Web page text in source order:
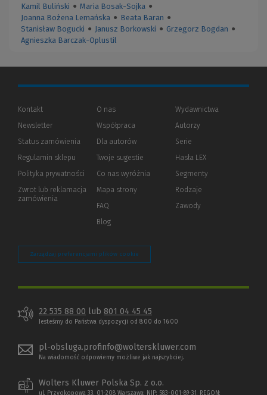
Kamil Buliński ● Maria Bosak-Sojka ●
Joanna Bożena Lemańska ● Beata Baran ●
Stanisław Bogucki ● Janusz Borkowski ● Grzegorz Bogdan ●
Agnieszka Barczak-Oplustil
Kontakt
Newsletter
Status zamówienia
Regulamin sklepu
Polityka prywatności (Nowe
(Link
innej
Zwrot lub reklamacja
zamówienia
O nas
Współpraca
Dla autorów(Nowe
(Link
innej
strony)
Twoje sugestie
Co nas wyróżnia
Mapa strony
FAQ
Blog
Wydawnictwa
Autorzy
Serie
Hasła LEX
Segmenty
Rodzaje
Zawody
Zarządzaj preferencjami plików cookie
22 535 88 00 lub 801 04 45 45
Jesteśmy do Państwa dyspozycji od 8:00 do 16:00
pl-obsluga.profinfo@wolterskluwer.com
Na wiadomość odpowiemy możliwe jak najszybciej.
Wolters Kluwer Polska Sp. z o.o.
ul. Przyokopowa 33, 01-208 Warszawa; NIP: 583-001-89-31, REGON: